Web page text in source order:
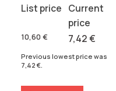
10,60 €
Original
was:
10,60 €.
7,42€
Current
is:
7,42 €.
Previous lowest price was
7,42 €.